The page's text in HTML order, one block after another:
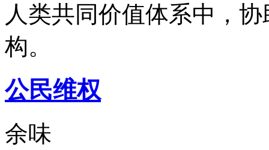
人类共同价值体系中，
构。
公民维权
余味